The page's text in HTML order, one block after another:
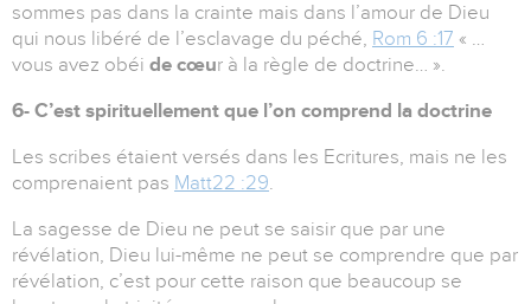
sommes pas dans la crainte mais dans l’amour de Dieu
qui nous libéré de l’esclavage du péché, Rom 6 :17 « …
vous avez obéi de cœur à la règle de doctrine… ».
6- C’est spirituellement que l’on comprend la doctrine
Les scribes étaient versés dans les Ecritures, mais ne les
comprenaient pas Matt22 :29.
La sagesse de Dieu ne peut se saisir que par une
révélation, Dieu lui-même ne peut se comprendre que par
révélation, c’est pour cette raison que beaucoup se